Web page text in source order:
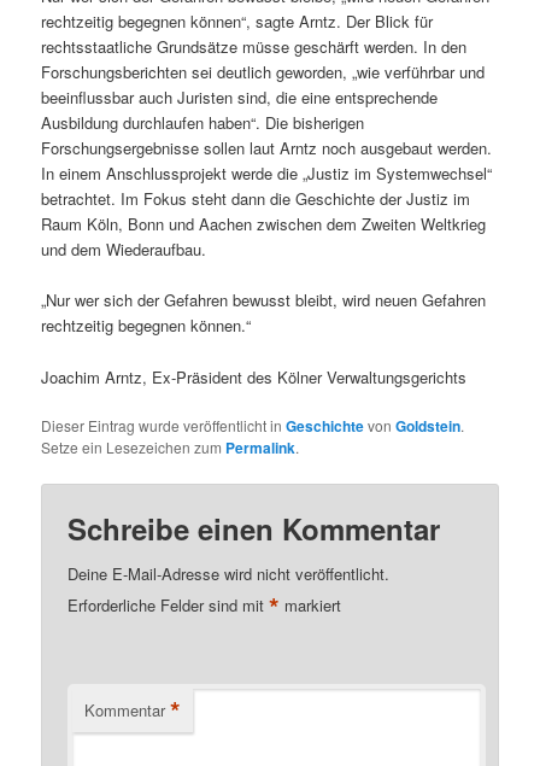
rechtzeitig begegnen können“, sagte Arntz. Der Blick für
rechtsstaatliche Grundsätze müsse geschärft werden. In den
Forschungsberichten sei deutlich geworden, „wie verführbar und
beeinflussbar auch Juristen sind, die eine entsprechende
Ausbildung durchlaufen haben“. Die bisherigen
Forschungsergebnisse sollen laut Arntz noch ausgebaut werden.
In einem Anschlussprojekt werde die „Justiz im Systemwechsel“
betrachtet. Im Fokus steht dann die Geschichte der Justiz im
Raum Köln, Bonn und Aachen zwischen dem Zweiten Weltkrieg
und dem Wiederaufbau.
„Nur wer sich der Gefahren bewusst bleibt, wird neuen Gefahren
rechtzeitig begegnen können.“
Joachim Arntz, Ex-Präsident des Kölner Verwaltungsgerichts
Dieser Eintrag wurde veröffentlicht inGeschichtevonGoldstein.
Setze ein Lesezeichen zum Permalink.
Schreibe einen Kommentar
Deine E-Mail-Adresse wird nicht veröffentlicht.
Erforderliche Felder sind mit* markiert
Kommentar *